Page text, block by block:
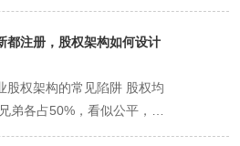
关人员（股东、法人、监事
电子签名。 第三步：领取执
的正式宣告 材料提交后，
段。 审核与领照： 新都区
过后，即可领取电子或纸质
制公章（1个工作日）： 凭
安局备案的刻章点刻制公司
、法人名章等。新都区通常
供免费刻章服务。 银行开户
名、证件号、职务（如执行
方式。 联系方式必须准确，
信息。 （二）《公司章程》
（需特别关注） 章程不是标
条款需股东们协商一致后写
写您构思好的名称四要素。
行智能比对和筛查。 获取结
统即时生成《企业名称自
》，该名称将为您保留20
您应完成公司设立的后续申
件需由产权人签字或盖章确
/企业孵化器地址 描述： 新
能区、众创空间、孵化器提
地址或工位注册。 所需证
理方或孵化器运营方出具入
主营优先，关联覆盖 突出
面。这有助于外界快速了解
争力。 覆盖关联业务： 将
密相关、短期内很可能拓展
资不抵债，股东的大损失也
额，个人和家庭的其他财产
称为“公司面纱”）。 个人
心特征： 由个人出资经
人资格。 责任承担：投资人
道交通等高端装备制造。是
优做强”重点片区之一。 目
链上的整机、关键零部件制
都注册，股权架构如何设计
股权架构的常见陷阱 股权均
弟各占50%，看似公平，实
策僵局的隐患，一旦发生分